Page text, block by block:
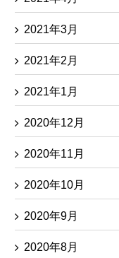
2021年3月
2021年2月
2021年1月
2020年12月
2020年11月
2020年10月
2020年9月
2020年8月